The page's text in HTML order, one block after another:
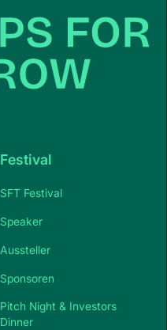
Festival
SFT Festival
Speaker
Aussteller
Sponsoren
Pitch Night & Investors
Dinner